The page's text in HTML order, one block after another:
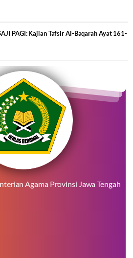
PAGI: Kajian Tafsir Al-Baqarah Ayat 161-
Agama Provinsi Jawa Tengah